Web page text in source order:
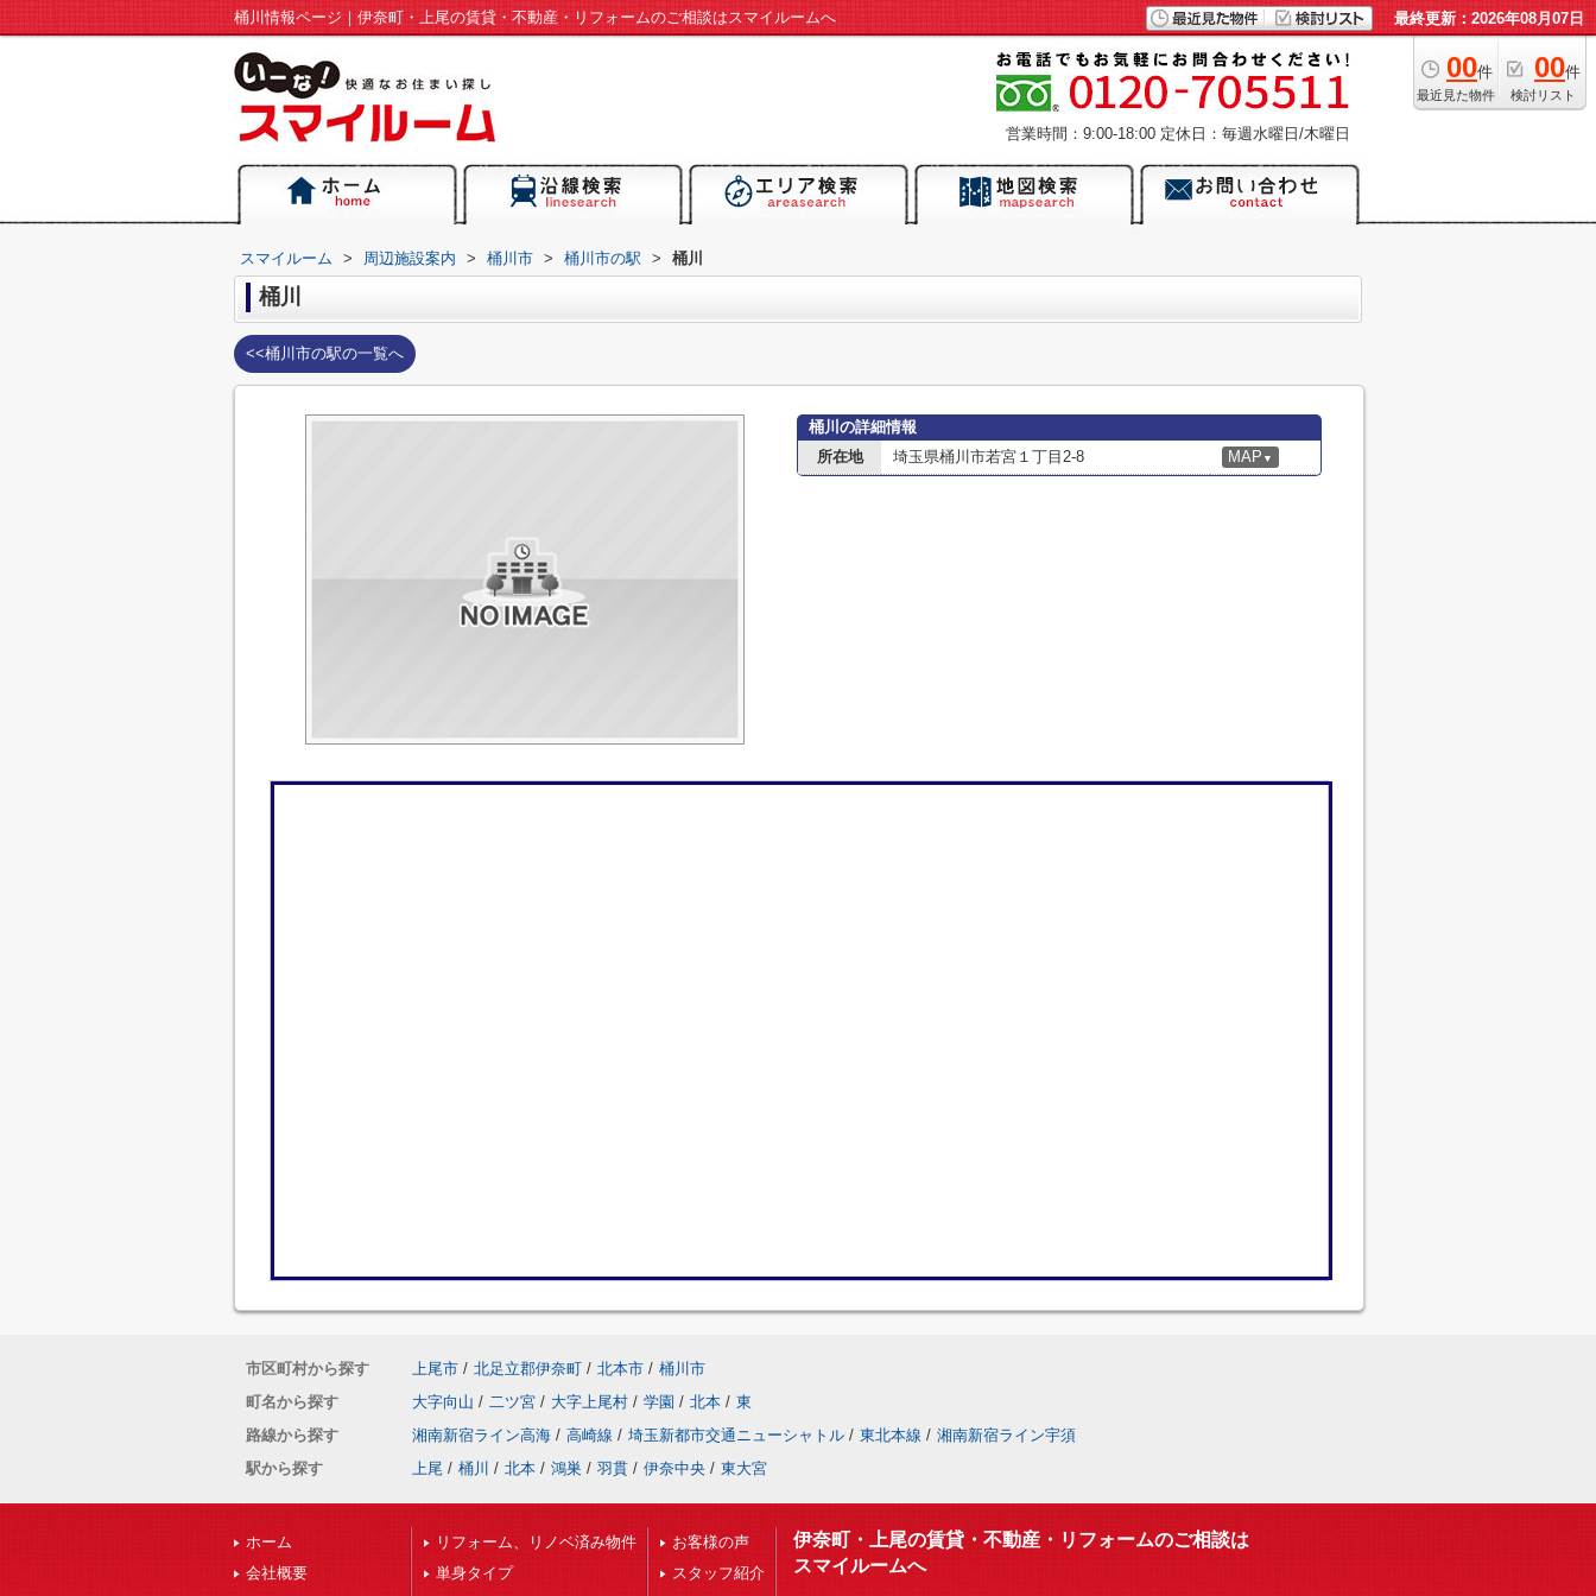
桶川情報ページ｜伊奈町・上尾の賃貸・不動産・リフォームのご相談はスマイルームへ 最終更新：2026年08月07日
00件
最近見た物件
00件
検討リスト
営業時間：9:00-18:00 定休日：毎週水曜日/木曜日
スマイルーム > 周辺施設案内 > 桶川市 > 桶川市の駅 > 桶川
桶川
<<桶川市の駅の一覧へ
桶川の詳細情報
所在地
埼玉県桶川市若宮１丁目2-8 MAP ▼
市区町村から探す 上尾市 / 北足立郡伊奈町 / 北本市 / 桶川市
町名から探す
大字向山 / 二ツ宮 / 大字上尾村 / 学園 / 北本 / 東
路線から探す
湘南新宿ライン高海 / 高崎線 / 埼玉新都市交通ニューシャトル / 東北本線 / 湘南新宿ライン宇須
駅から探す
上尾 / 桶川 / 北本 / 鴻巣 / 羽貫 / 伊奈中央 / 東大宮
ホーム
会社概要
リフォーム、リノベ済み物件
単身タイプ
お客様の声
スタッフ紹介
伊奈町・上尾の賃貸・不動産・リフォームのご相談は
スマイルームへ